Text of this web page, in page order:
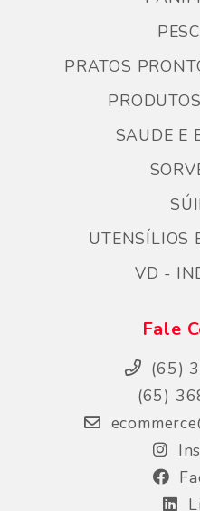
PRATOS
SAUDE E
UTENSÍLIOS
VD -
Fale
(65)
(65)